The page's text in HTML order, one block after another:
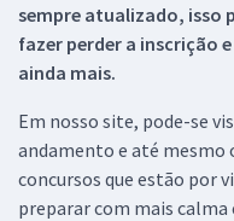
sempre atualizado, isso
fazer perder a inscrição
ainda mais.
Em nosso site, pode-se
andamento e até mesmo
concursos que estão por
preparar com mais